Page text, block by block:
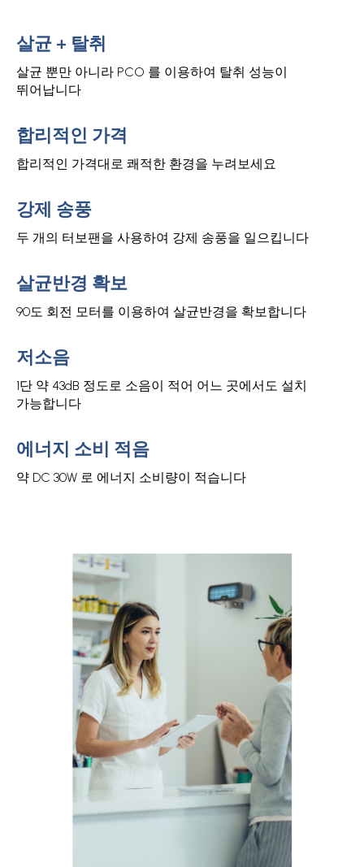
살균 + 탈취
살균 뿐만 아니라 PCO 를 이용하여 탈취 성능이
뛰어납니다
합리적인 가격
합리적인 가격대로 쾌적한 환경을 누려보세요
강제 송풍
두 개의 터보팬을 사용하여 강제 송풍을 일으킵니다
살균반경 확보
90도 회전 모터를 이용하여 살균반경을 확보합니다
저소음
1단 약 43dB 정도로 소음이 적어 어느 곳에서도 설치
가능합니다
에너지 소비 적음
약 DC 30W 로 에너지 소비량이 적습니다